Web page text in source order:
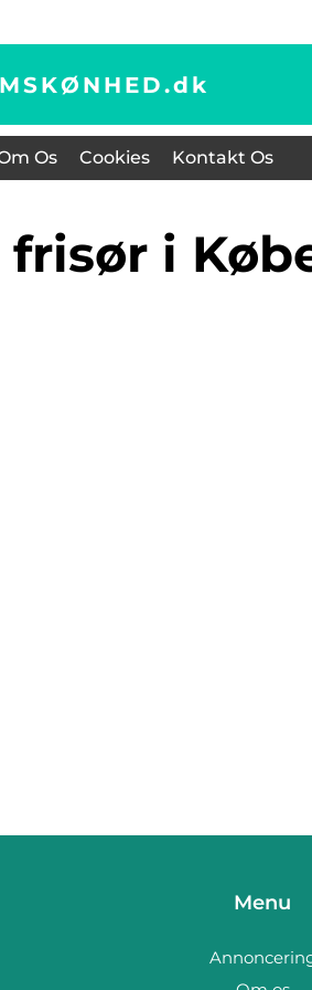
dk
Os Cookies Kontakt Os
frisør i
Menu